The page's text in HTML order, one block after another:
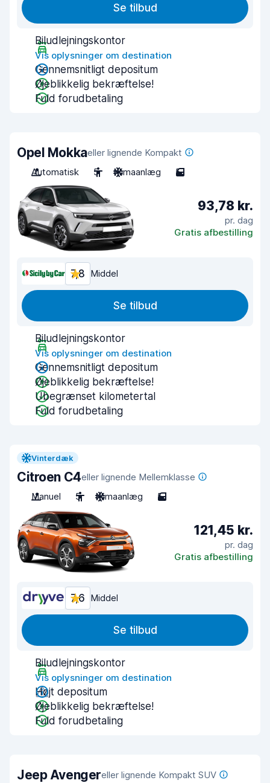
Se tilbud
Biludlejningskontor
Vis oplysninger om destination
Gennemsnitligt depositum
Øjeblikkelig bekræftelse!
Fuld forudbetaling
Opel Mokkaeller lignende Kompakt
Automatisk
5 Klimaanlæg 5
93,78 kr.
pr. dag
Gratis afbestilling
7,8 Middel
Se tilbud
Biludlejningskontor
Vis oplysninger om destination
Gennemsnitligt depositum
Øjeblikkelig bekræftelse!
Ubegrænset kilometertal
Fuld forudbetaling
Vinterdæk
Citroen C4eller lignende Mellemklasse
Manuel
5 Klimaanlæg 5
121,45 kr.
pr. dag
Gratis afbestilling
7,6 Middel
Se tilbud
Biludlejningskontor
Vis oplysninger om destination
Højt depositum
Øjeblikkelig bekræftelse!
Fuld forudbetaling
Jeep Avengereller lignende Kompakt SUV